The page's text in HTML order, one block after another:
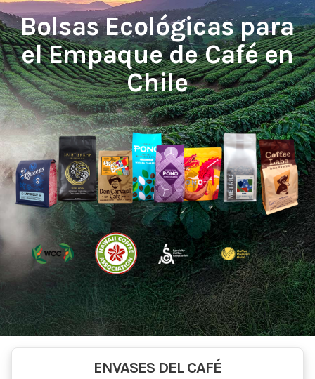
Bolsas Ecológicas para
el Empaque de Café en
Chile
ENVASES DEL CAFÉ